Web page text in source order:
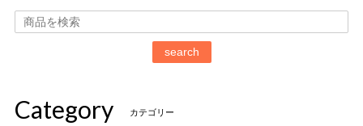
search
Category カテゴリー